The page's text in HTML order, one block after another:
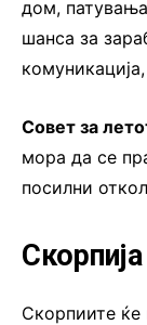
дом,
шанса за
Совет за
мора да се
посилни
Скорпија
Скорпиите ќе